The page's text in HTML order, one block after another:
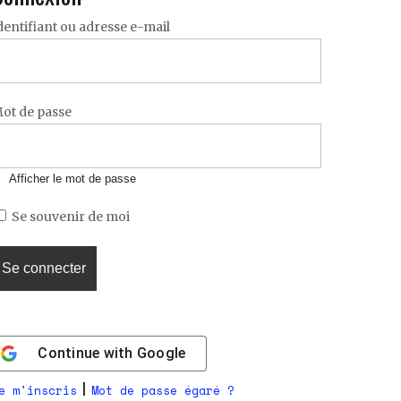
ou adresse e-mail
de passe
Afficher le mot de passe
Se souvenir de moi
Continue with Google
m'inscris |Mot de passe égaré ?